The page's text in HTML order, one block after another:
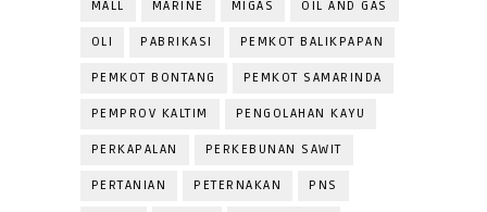
MALL MARINE MIGAS OIL AND GAS
OLI PABRIKASI PEMKOT BALIKPAPAN
PEMKOT BONTANG PEMKOT SAMARINDA
PEMPROV KALTIM PENGOLAHAN KAYU
PERKAPALAN PERKEBUNAN SAWIT
PERTANIAN PETERNAKAN PNS